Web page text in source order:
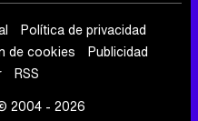
Política de privacidad
de cookies
Publicidad
RSS
2004 - 2026